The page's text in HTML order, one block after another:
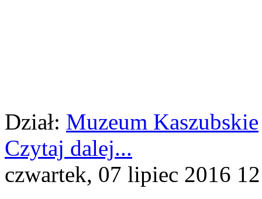
Dział: Muzeum Kaszubskie
Czytaj dalej...
czwartek, 07 lipiec 2016